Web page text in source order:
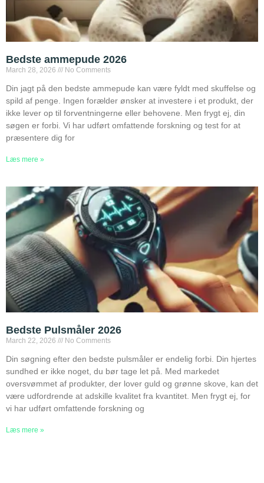
Bedste ammepude 2026
March 28, 2026 No Comments
Din jagt på den bedste ammepude kan være fyldt med skuffelse og
spild af penge. Ingen forælder ønsker at investere i et produkt, der
ikke lever op til forventningerne eller behovene. Men frygt ej, din
søgen er forbi. Vi har udført omfattende forskning og test for at
præsentere dig for
Læs mere »
Bedste Pulsmåler 2026
March 22, 2026 No Comments
Din søgning efter den bedste pulsmåler er endelig forbi. Din hjertes
sundhed er ikke noget, du bør tage let på. Med markedet
oversvømmet af produkter, der lover guld og grønne skove, kan det
være udfordrende at adskille kvalitet fra kvantitet. Men frygt ej, for
vi har udført omfattende forskning og
Læs mere »